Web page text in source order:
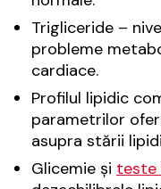
Trigliceride –
probleme
cardiace.
Profilul lipidic
parametrilor
asupra stării
Glicemie și teste